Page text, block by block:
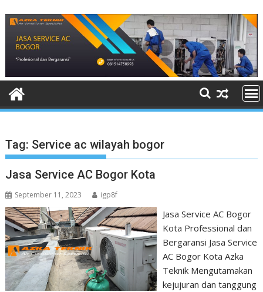
content
Tag: Service ac wilayah bogor
Jasa Service AC Bogor Kota
September 11, 2023 igp8f
Jasa Service AC Bogor
Kota Professional dan
Bergaransi Jasa Service
AC Bogor Kota Azka
Teknik Mengutamakan
kejujuran dan tanggung